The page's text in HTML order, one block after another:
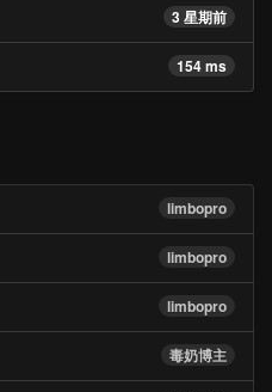
3 星期前
154 ms
limbopro
limbopro
limbopro
毒奶博主